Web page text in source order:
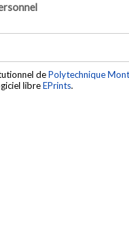
dePolytechnique
libreEPrints.